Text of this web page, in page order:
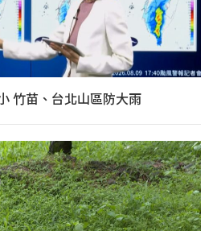
竹苗、台北山區防大雨